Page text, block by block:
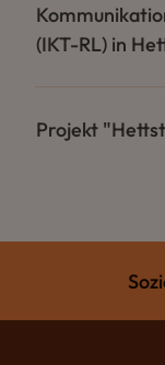
(IKT-RL) in
Projekt